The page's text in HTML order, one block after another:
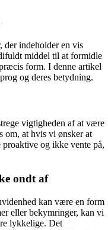
der indeholder en vis
middel til at formidle
form. I denne artikel
og deres betydning.
vigtigheden af at være
om, at hvis vi ønsker at
og ikke vente på,
ondt af
kan være en form
eller bekymringer, kan vi
lykkelige. Det